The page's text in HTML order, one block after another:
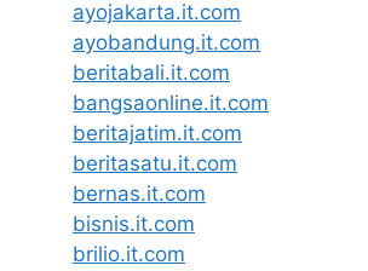
ayojakarta.it.com
ayobandung.it.com
beritabali.it.com
bangsaonline.it.com
beritajatim.it.com
beritasatu.it.com
bernas.it.com
bisnis.it.com
brilio.it.com